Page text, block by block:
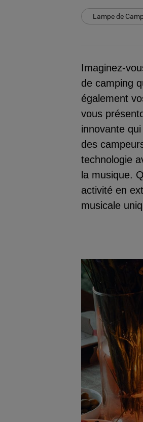
Lampe de
Imaginez-
de camping
également
vous
innovante
des
technologie
la musique.
activité en
musicale